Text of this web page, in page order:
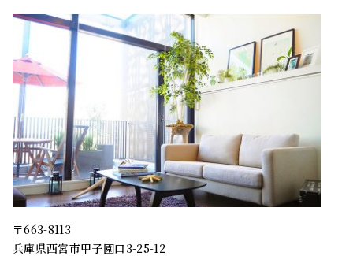
〒663-8113
兵庫県西宮市甲子園口3-25-12